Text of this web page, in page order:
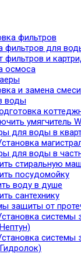
фильтров
фильтров для
фильтров и
осмоса
и замена
воды
умягчитель
для воды в
для воды в
стиральную
посудомойку
воду в душе
сантехнику
защиты от
системы
системы